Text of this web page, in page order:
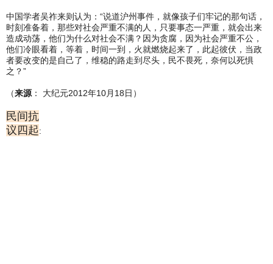
中国学者吴祚来则认为：“说道沪州事件，就像孩子们牢记的那句话，
时刻准备着，那些对社会严重不满的人，只要事态一严重，就会出来
造成动荡，他们为什么对社会不满？因为贪腐，因为社会严重不公，
他们冷眼看着，等着，时间一到，火就燃烧起来了，此起彼伏，当政
者要改变的是自己了，维稳的路走到尽头，民不畏死，奈何以死惧
之？”
（来源 ： 大纪元2012年10月18日）
民间抗
议四起: